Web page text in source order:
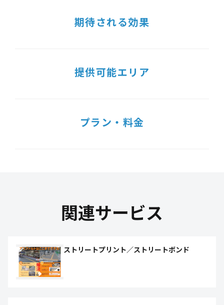
期待される効果
提供可能エリア
プラン・料金
関連サービス
ストリートプリント／ストリートボンド